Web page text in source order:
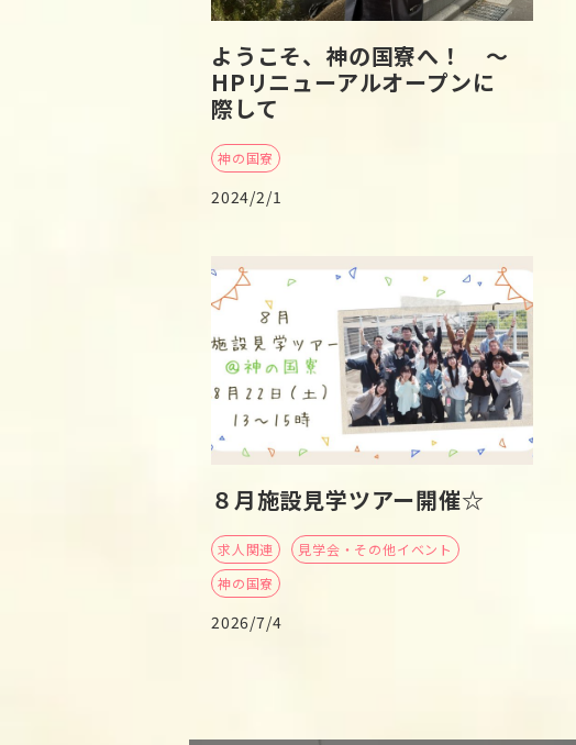
ようこそ、神の国寮へ！ ～
HPリニューアルオープンに
際して
神の国寮
2024/2/1
８月施設見学ツアー開催☆
求人関連
見学会・その他イベント
神の国寮
2026/7/4